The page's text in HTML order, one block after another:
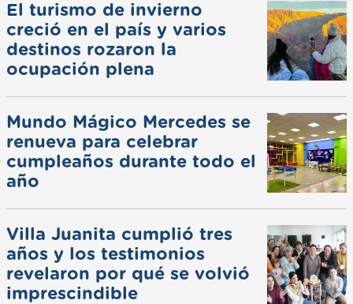
El turismo de invierno
creció en el país y varios
destinos rozaron la
ocupación plena
Mundo Mágico Mercedes se
renueva para celebrar
cumpleaños durante todo el
año
Villa Juanita cumplió tres
años y los testimonios
revelaron por qué se volvió
imprescindible